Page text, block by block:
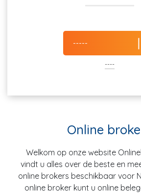
-----
----
Online
Welkom op onze website
vindt u alles over de beste en
online brokers beschikbaar voor
online broker kunt u online